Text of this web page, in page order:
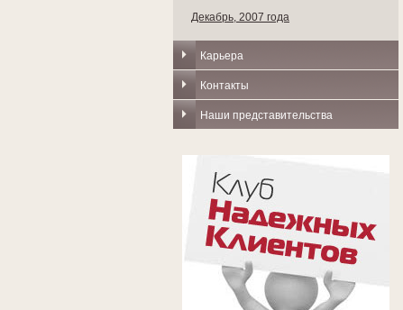
Декабрь, 2007 года
Карьера
Контакты
Наши представительства